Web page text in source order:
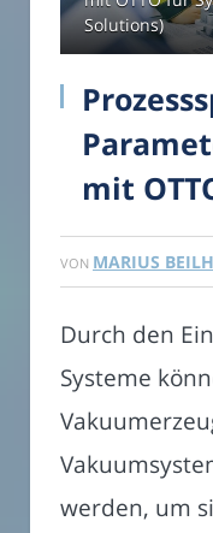
Solutions)
mit
VON MARIUS
Durch den
Systeme
werden, um